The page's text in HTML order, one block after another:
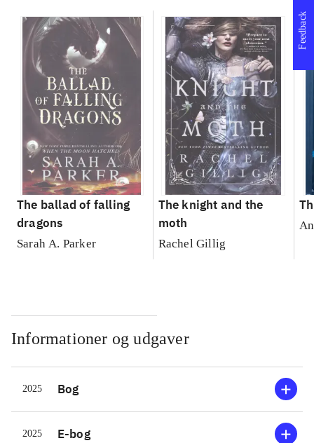
The ballad of falling
dragons
Sarah A. Parker
The knight and the
moth
Rachel Gillig
Informationer og udgaver
2025 Bog
2025 E-bog
Feedback